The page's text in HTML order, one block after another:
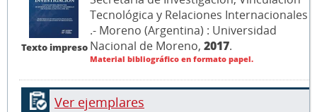
Texto impreso
Tecnológica y Relaciones Internacionales
.- Moreno (Argentina) : Universidad
Nacional de Moreno, 2017.
Material bibliográfico en formato papel.
Ver ejemplares